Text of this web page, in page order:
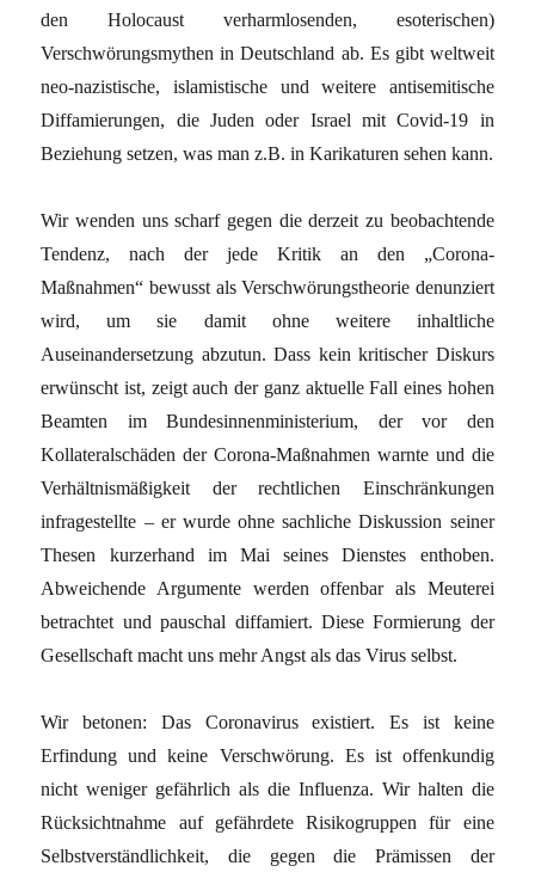
den Holocaust verharmlosenden, esoterischen)
Verschwörungsmythen in Deutschland ab. Es gibt weltweit
neo-nazistische, islamistische und weitere antisemitische
Diffamierungen, die Juden oder Israel mit Covid-19 in
Beziehung setzen, was man z.B. in Karikaturen sehen kann.
Wir wenden uns scharf gegen die derzeit zu beobachtende
Tendenz, nach der jede Kritik an den „Corona-
Maßnahmen“ bewusst als Verschwörungstheorie denunziert
wird, um sie damit ohne weitere inhaltliche
Auseinandersetzung abzutun. Dass kein kritischer Diskurs
erwünscht ist, zeigt auch der ganz aktuelle Fall eines hohen
Beamten im Bundesinnenministerium, der vor den
Kollateralschäden der Corona-Maßnahmen warnte und die
Verhältnismäßigkeit der rechtlichen Einschränkungen
infragestellte – er wurde ohne sachliche Diskussion seiner
Thesen kurzerhand im Mai seines Dienstes enthoben.
Abweichende Argumente werden offenbar als Meuterei
betrachtet und pauschal diffamiert. Diese Formierung der
Gesellschaft macht uns mehr Angst als das Virus selbst.
Wir betonen: Das Coronavirus existiert. Es ist keine
Erfindung und keine Verschwörung. Es ist offenkundig
nicht weniger gefährlich als die Influenza. Wir halten die
Rücksichtnahme auf gefährdete Risikogruppen für eine
Selbstverständlichkeit, die gegen die Prämissen der